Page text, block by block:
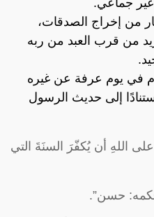
من إخراج الصدقات،
من قرب العبد من ربه
في يوم عرفة عن غيره
إلى حديث الرسول
اللهِ أن يُكفّرَ السنَةَ التي
حكمه: حسن”.